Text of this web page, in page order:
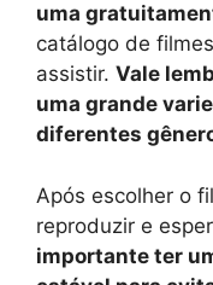
uma
catálogo de
assistir. Vale
uma grande
diferentes
Após escolher o
reproduzir e
importante ter